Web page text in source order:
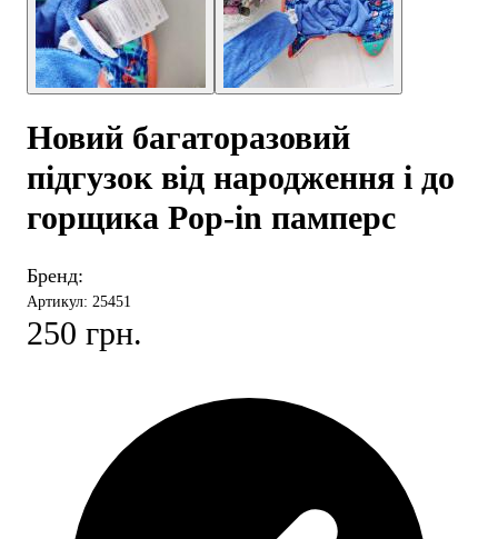
Новий багаторазовий
підгузок від народження і до
горщика Pop-in памперс
Бренд:
Артикул: 25451
250 грн.